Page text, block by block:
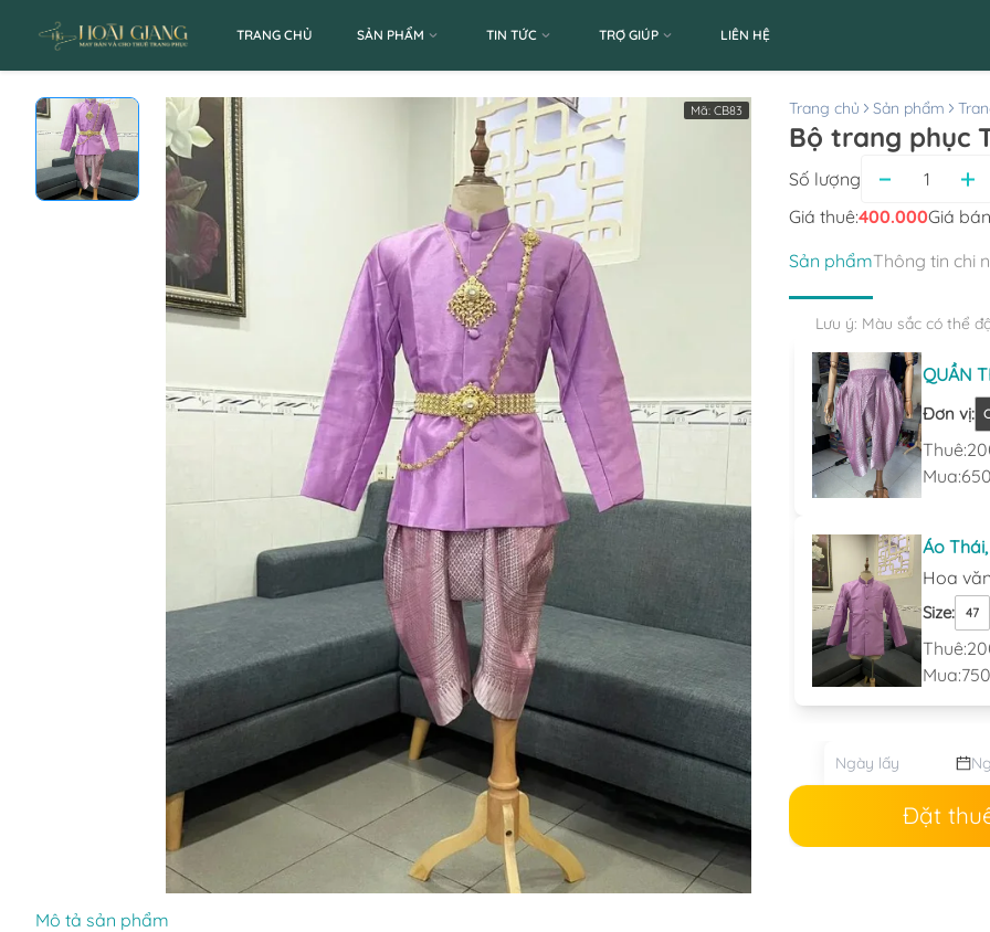
TRANG CHỦ SẢN PHẨM TIN TỨC TRỢ GIÚP LIÊN HỆ
Mã: CB83
Mô tả sản phẩm
Trang chủ Sản phẩm
Bộ trang phục
Số lượng
Giá thuê:400.000Giá
Sản phẩmThông tin chi
Lưu ý: Màu sắc có thể
QUẦN
Đơn vị:
Thuê:
Mua:
Áo
Hoa
Size: 47
Thuê:
Mua:
Đặt